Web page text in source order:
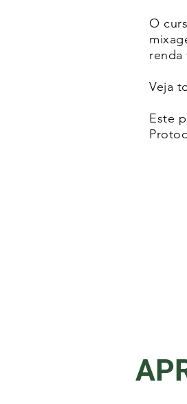
O
renda
Veja
Este